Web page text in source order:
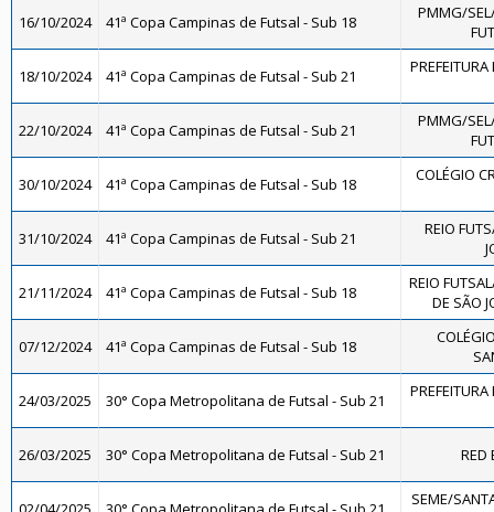
16/10/2024 41ª Copa Campinas de Futsal - Sub 18
PMMG/
18/10/2024 41ª Copa Campinas de Futsal - Sub 21
22/10/2024 41ª Copa Campinas de Futsal - Sub 21
PMMG/
30/10/2024 41ª Copa Campinas de Futsal - Sub 18 COLÉGIO
31/10/2024 41ª Copa Campinas de Futsal - Sub 21
REIO
21/11/2024 41ª Copa Campinas de Futsal - Sub 18
REIO
DE SÃO
07/12/2024 41ª Copa Campinas de Futsal - Sub 18
24/03/2025 30° Copa Metropolitana de Futsal - Sub 21
26/03/2025 30° Copa Metropolitana de Futsal - Sub 21 RED
SEME/